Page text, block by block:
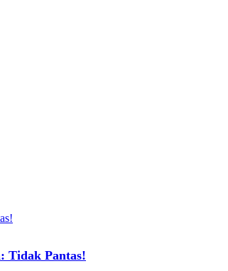
Tidak Pantas!